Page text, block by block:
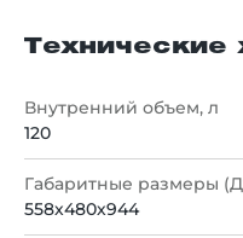
Технические
Внутренний объем, л
120
Габаритные размеры
558х480х944